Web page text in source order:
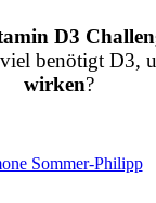
D3
benötigt D3,
wirken?
Sommer-Philipp